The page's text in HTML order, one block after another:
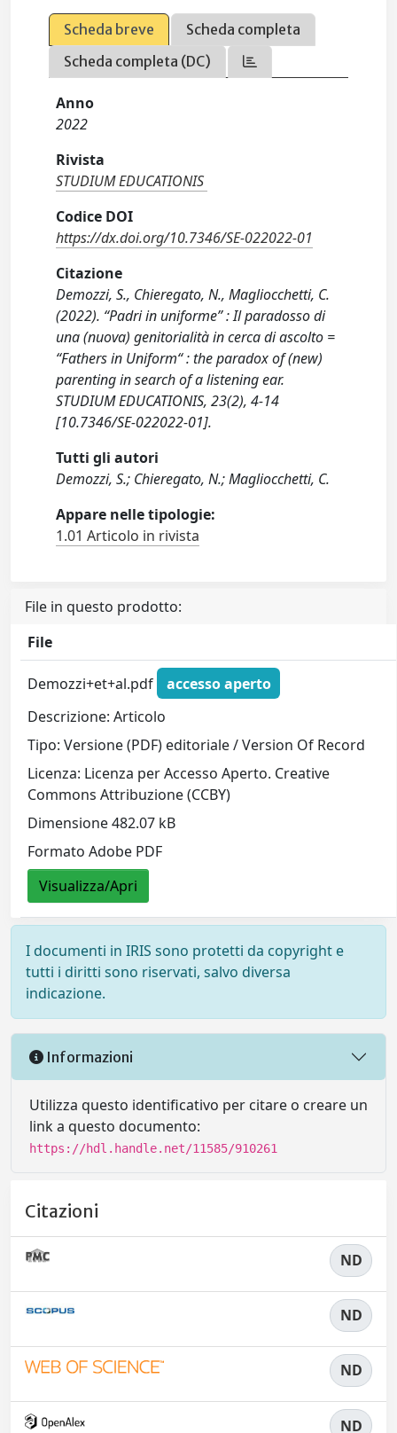
Scheda breve
Scheda completa
Scheda completa (DC)
Anno
2022
Rivista
STUDIUM EDUCATIONIS
Codice DOI
https://dx.doi.org/10.7346/SE-022022-01
Citazione
Demozzi, S., Chieregato, N., Magliocchetti, C.
(2022). “Padri in uniforme” : Il paradosso di
una (nuova) genitorialità in cerca di ascolto =
“Fathers in Uniform“ : the paradox of (new)
parenting in search of a listening ear.
STUDIUM EDUCATIONIS, 23(2), 4-14
[10.7346/SE-022022-01].
Tutti gli autori
Demozzi, S.; Chieregato, N.; Magliocchetti, C.
Appare nelle tipologie:
1.01 Articolo in rivista
File in questo prodotto:
File
Demozzi+et+al.pdf
accesso aperto
Descrizione: Articolo
Tipo: Versione (PDF) editoriale / Version Of Record
Licenza: Licenza per Accesso Aperto. Creative
Commons Attribuzione (CCBY)
Dimensione 482.07 kB
Formato Adobe PDF
Visualizza/Apri
I documenti in IRIS sono protetti da copyright e
tutti i diritti sono riservati, salvo diversa
indicazione.
Informazioni
Utilizza questo identificativo per citare o creare un
link a questo documento:
https://hdl.handle.net/11585/910261
Citazioni
ND
ND
ND
ND